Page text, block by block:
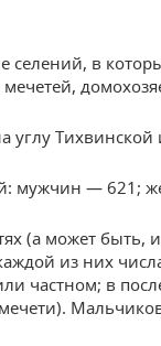
селений, в
углу
мужчин — 621;
(а может быть,
из них
частном; в